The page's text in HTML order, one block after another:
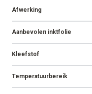
Afwerking
Aanbevolen inktfolie
Kleefstof
Temperatuurbereik